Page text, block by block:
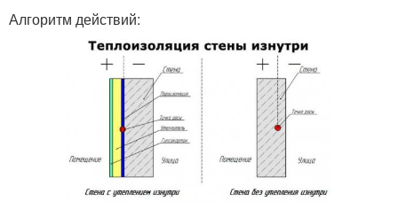
Алгоритм действий: